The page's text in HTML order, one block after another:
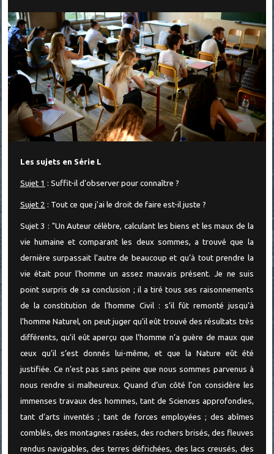
Les sujets en Série L
Sujet 1 : Suffit-il d'observer pour connaître ?
Sujet 2 : Tout ce que j'ai le droit de faire est-il juste ?
Sujet 3 : "Un Auteur célèbre, calculant les biens et les maux de la
vie humaine et comparant les deux sommes, a trouvé que la
dernière surpassait l’autre de beaucoup et qu’à tout prendre la
vie était pour l’homme un assez mauvais présent. Je ne suis
point surpris de sa conclusion ; il a tiré tous ses raisonnements
de la constitution de l’homme Civil : s’il fût remonté jusqu’à
l’homme Naturel, on peut juger qu’il eût trouvé des résultats très
différents, qu’il eût aperçu que l’homme n’a guère de maux que
ceux qu’il s’est donnés lui-même, et que la Nature eût été
justifiée. Ce n’est pas sans peine que nous sommes parvenus à
nous rendre si malheureux. Quand d’un côté l’on considère les
immenses travaux des hommes, tant de Sciences approfondies,
tant d’arts inventés ; tant de forces employées ; des abîmes
comblés, des montagnes rasées, des rochers brisés, des fleuves
rendus navigables, des terres défrichées, des lacs creusés, des